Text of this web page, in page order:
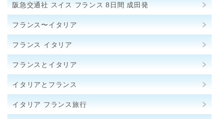
阪急交通社 スイス フランス 8日間 成田発
フランス〜イタリア
フランス イタリア
フランスとイタリア
イタリアとフランス
イタリア フランス旅行